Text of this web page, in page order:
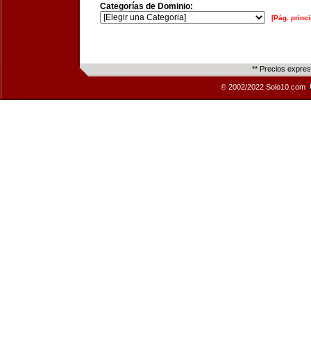
Categorías de Dominio:
[Pág.
** Precios
© 2002/2022 Solo10.com